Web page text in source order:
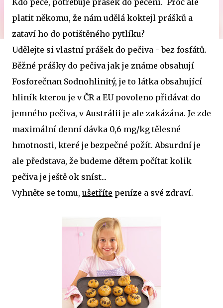
Kdo peče, potřebuje prášek do pečení. Proč ale
platit někomu, že nám udělá koktejl prášků a
zataví ho do potištěného pytlíku?
Udělejte si vlastní prášek do pečiva - bez fosfátů.
Běžné prášky do pečiva jak je známe obsahují
Fosforečnan Sodnohlinitý, je to látka obsahující
hliník kterou je v ČR a EU povoleno přidávat do
jemného pečiva, v Austrálii je ale zakázána. Je zde
maximální denní dávka 0,6 mg/kg tělesné
hmotnosti, které je bezpečné požít. Absurdní je
ale představa, že budeme dětem počítat kolik
pečiva je ještě ok sníst...
Vyhněte se tomu, ušetříte peníze a své zdraví.